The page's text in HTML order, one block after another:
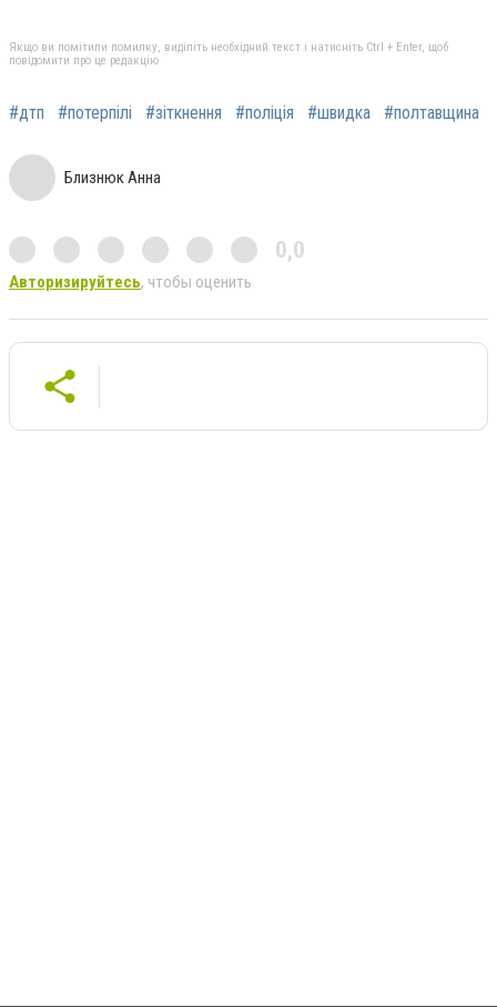
Якщо ви помітили помилку, виділіть необхідний текст і натисніть Ctrl + Enter, щоб
повідомити про це редакцію
#дтп #потерпілі #зіткнення #поліція #швидка #полтавщина
Близнюк Анна
0,0
Авторизируйтесь, чтобы оценить